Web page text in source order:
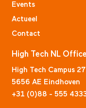
Events
Actueel
Contact
High Tech NL Office
High Tech Campus 27
5656 AE Eindhoven
+31 (0)88 - 555